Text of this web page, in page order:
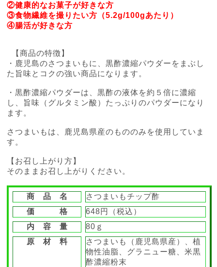
②健康的なお菓子が好きな方
③食物繊維を撮りたい方（5.2g/100gあたり）
④腸活が好きな方
【商品の特徴】
・鹿児島のさつまいもに、黒酢濃縮パウダーをまぶし
た旨味とコクの強い商品になります。
・黒酢濃縮パウダーは、黒酢の液体を約５倍に濃縮
し、旨味（グルタミン酸）たっぷりのパウダーになり
ます。
さつまいもは、鹿児島県産のもののみを使用していま
す。
【お召し上がり方】
そのままお召し上がりください。
商 品 名
さつまいもチップ酢
価 格
648円（税込）
内 容 量
80ｇ
原 材 料
さつまいも（鹿児島県産）、植
物性油脂、グラニュー糖、米黒
酢濃縮粉末